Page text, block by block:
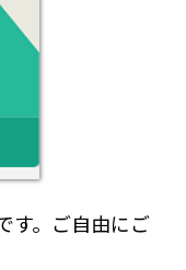
す。ご自由にご